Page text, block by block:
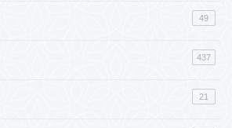
49
437
21